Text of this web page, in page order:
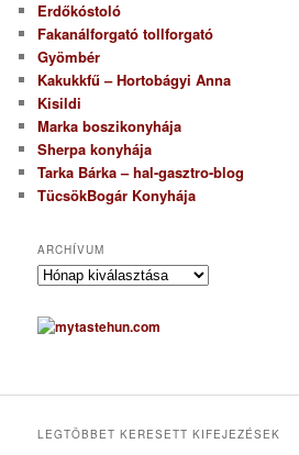
Erdőkóstoló
Fakanálforgató tollforgató
Gyömbér
Kakukkfű – Hortobágyi Anna
Kisildi
Marka boszikonyhája
Sherpa konyhája
Tarka Bárka – hal-gasztro-blog
TücsökBogár Konyhája
ARCHÍVUM
A
c
h
u
LEGTÖBBET KERESETT KIFEJEZÉSEK